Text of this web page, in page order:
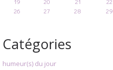
26
27 28 29
Catégories
humeur(s) du jour